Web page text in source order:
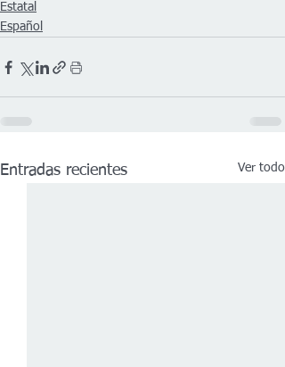
Estatal
Español
Entradas recientes Ver todo